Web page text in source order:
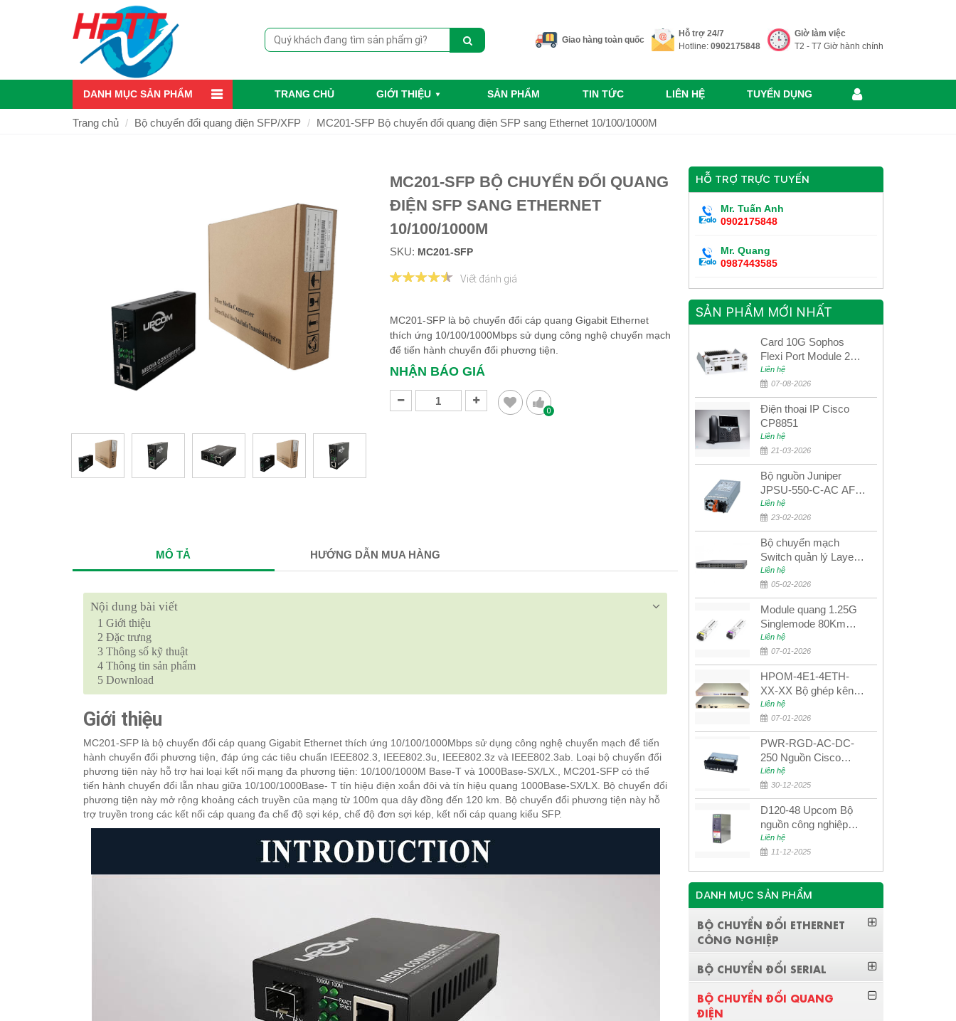
Giao hàng toàn quốc
Hỗ trợ 24/7
Hotline: 0902175848
Giờ làm việc
T2 - T7 Giờ hành chính
DANH MỤC SẢN PHẨM TRANG CHỦ GIỚI THIỆU SẢN PHẨM TIN TỨC LIÊN HỆ TUYỂN DỤNG
Trang chủ Bộ chuyển đổi quang điện SFP/XFP MC201-SFP Bộ chuyển đổi quang điện SFP sang Ethernet 10/100/1000M
MC201-SFP BỘ CHUYỂN ĐỔI QUANG
ĐIỆN SFP SANG ETHERNET
10/100/1000M
SKU: MC201-SFP
Viết đánh giá
MC201-SFP là bộ chuyển đổi cáp quang Gigabit Ethernet
thích ứng 10/100/1000Mbps sử dụng công nghệ chuyển mạch
để tiến hành chuyển đổi phương tiện.
NHẬN BÁO GIÁ
0
MÔ TẢ HƯỚNG DẪN MUA HÀNG
Nội dung bài viết
1 Giới thiệu
2 Đặc trưng
3 Thông số kỹ thuật
4 Thông tin sản phẩm
5 Download
Giới thiệu
MC201-SFP là bộ chuyển đổi cáp quang Gigabit Ethernet thích ứng 10/100/1000Mbps sử dụng công nghệ chuyển mạch để tiến
hành chuyển đổi phương tiện, đáp ứng các tiêu chuẩn IEEE802.3, IEEE802.3u, IEEE802.3z và IEEE802.3ab. Loại bộ chuyển đổi
phương tiện này hỗ trợ hai loại kết nối mạng đa phương tiện: 10/100/1000M Base-T và 1000Base-SX/LX., MC201-SFP có thể
tiến hành chuyển đổi lẫn nhau giữa 10/100/1000Base- T tín hiệu điện xoắn đôi và tín hiệu quang 1000Base-SX/LX. Bộ chuyển đổi
phương tiện này mở rộng khoảng cách truyền của mạng từ 100m qua dây đồng đến 120 km. Bộ chuyển đổi phương tiện này hỗ
trợ truyền trong các kết nối cáp quang đa chế độ sợi kép, chế độ đơn sợi kép, kết nối cáp quang kiểu SFP.
HỖ TRỢ TRỰC TUYẾN
Mr. Tuấn Anh
0902175848
Mr. Quang
0987443585
SẢN PHẨM MỚI NHẤT
Card 10G Sophos
Flexi Port Module 2
port 10GbE SFP+
SGMOD2F2PUR
2port 10GbE SFP+
Liên hệ
07-08-2026
Điện thoại IP Cisco
CP8851
Liên hệ
21-03-2026
Bộ nguồn Juniper
JPSU-550-C-AC AFO
nguồn AC công suất
550W dùng cho dòng
switch Juniper
Networks EX4400
Liên hệ
23-02-2026
Bộ chuyển mạch
Switch quản lý Layer 3
Juniper QFX5100-48S
Liên hệ
05-02-2026
Module quang 1.25G
Singlemode 80Km
UPCOM MWS-12-45-
80AD/MWS-12-54-
80BD
Liên hệ
07-01-2026
HPOM-4E1-4ETH-
XX-XX Bộ ghép kênh
quang quản lý SDH
4E1+4ETH+RS232
Liên hệ
07-01-2026
PWR-RGD-AC-DC-
250 Nguồn Cisco
Industrial 250W
PoE/PoE+
Liên hệ
30-12-2025
D120-48 Upcom Bộ
nguồn công nghiệp
đầu ra đơn 120W
48VDC
Liên hệ
11-12-2025
DANH MỤC SẢN PHẨM
BỘ CHUYỂN ĐỔI ETHERNET
CÔNG NGHIỆP
BỘ CHUYỂN ĐỔI SERIAL
BỘ CHUYỂN ĐỔI QUANG
ĐIỆN